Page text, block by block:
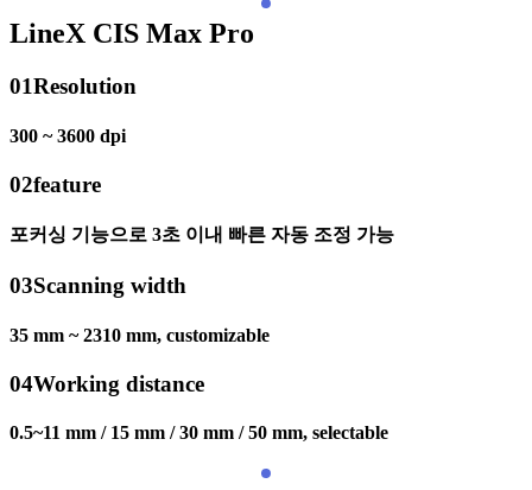
LineX CIS Max Pro
01Resolution
300 ~ 3600 dpi
02feature
포커싱 기능으로 3초 이내 빠른 자동 조정 가능
03Scanning width
35 mm ~ 2310 mm, customizable
04Working distance
0.5~11 mm / 15 mm / 30 mm / 50 mm, selectable